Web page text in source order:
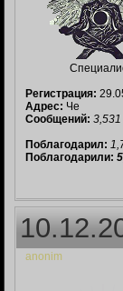
Регистрация:
Адрес: Че
Сообщений: 3,531
Поблагодарил:
Поблагодарили:
anonim